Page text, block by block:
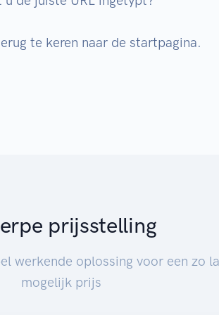
te keren naar de startpagina.
prijsstelling
werkende oplossing voor een zo
mogelijk prijs